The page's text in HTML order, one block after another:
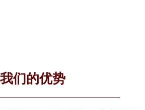
我们的优势